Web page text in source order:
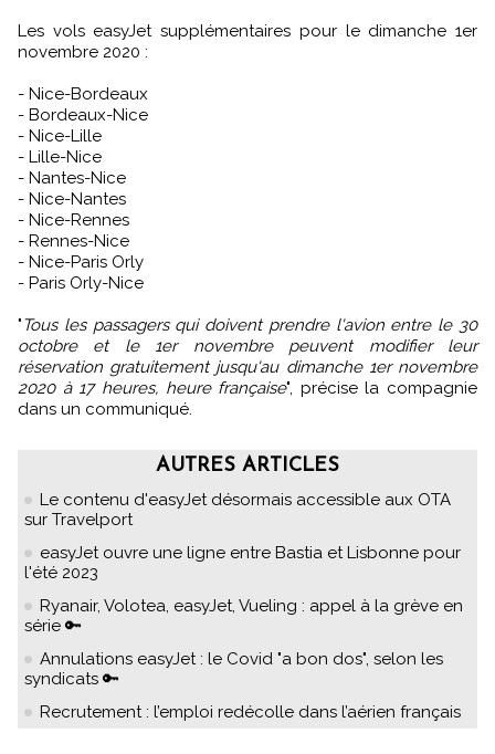
Les vols easyJet supplémentaires pour le dimanche 1er
novembre 2020 :
- Nice-Bordeaux
- Bordeaux-Nice
- Nice-Lille
- Lille-Nice
- Nantes-Nice
- Nice-Nantes
- Nice-Rennes
- Rennes-Nice
- Nice-Paris Orly
- Paris Orly-Nice
"Tous les passagers qui doivent prendre l'avion entre le 30
octobre et le 1er novembre peuvent modifier leur
réservation gratuitement jusqu'au dimanche 1er novembre
2020 à 17 heures, heure française", précise la compagnie
dans un communiqué.
AUTRES ARTICLES
Le contenu d'easyJet désormais accessible aux OTA
sur Travelport
easyJet ouvre une ligne entre Bastia et Lisbonne pour
l'été 2023
Ryanair, Volotea, easyJet, Vueling : appel à la grève en
série 🔑
Annulations easyJet : le Covid "a bon dos", selon les
syndicats 🔑
Recrutement : l’emploi redécolle dans l’aérien français